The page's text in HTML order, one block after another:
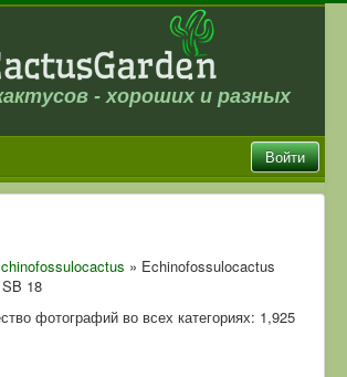
- хороших и разных
Войти
» Echinofossulocactus
18
фотографий во всех категориях: 1,925